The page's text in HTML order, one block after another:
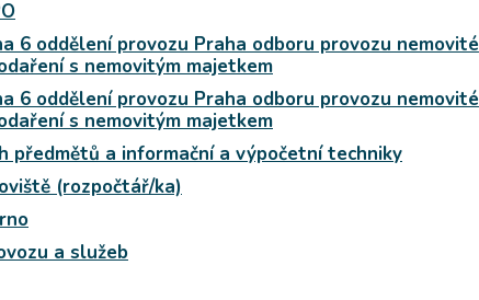
6 oddělení provozu Praha odboru provozu nemovité
s nemovitým majetkem
6 oddělení provozu Praha odboru provozu nemovité
s nemovitým majetkem
předmětů a informační a výpočetní techniky
(rozpočtář/ka)
a služeb